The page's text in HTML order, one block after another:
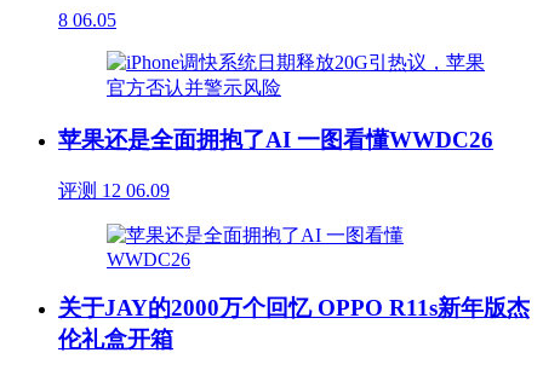
8 06.05
苹果还是全面拥抱了AI 一图看懂WWDC26
评测 12 06.09
关于JAY的2000万个回忆 OPPO R11s新年版杰
伦礼盒开箱